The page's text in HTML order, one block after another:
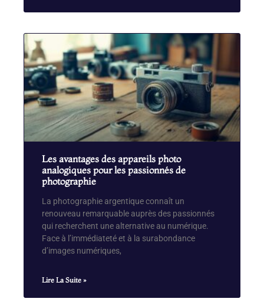
Les avantages des appareils photo
analogiques pour les passionnés de
photographie
La photographie argentique connaît un
renouveau remarquable auprès des passionnés
qui recherchent une alternative au numérique.
Face à l’immédiateté et à la surabondance
d’images numériques,
Lire La Suite »